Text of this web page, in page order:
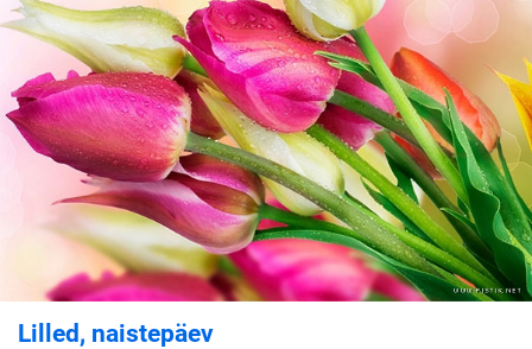
Lilled, naistepäev